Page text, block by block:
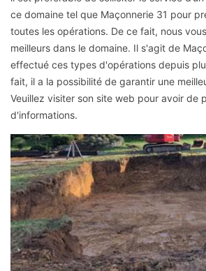
ce domaine tel que Maçonnerie 31 pour
toutes les opérations. De ce fait, nous
meilleurs dans le domaine. Il s'agit de
effectué ces types d'opérations depuis
fait, il a la possibilité de garantir une
Veuillez visiter son site web pour avoir de
d'informations.